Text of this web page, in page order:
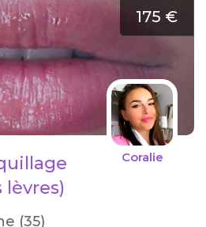
175 €
Coralie
(35)